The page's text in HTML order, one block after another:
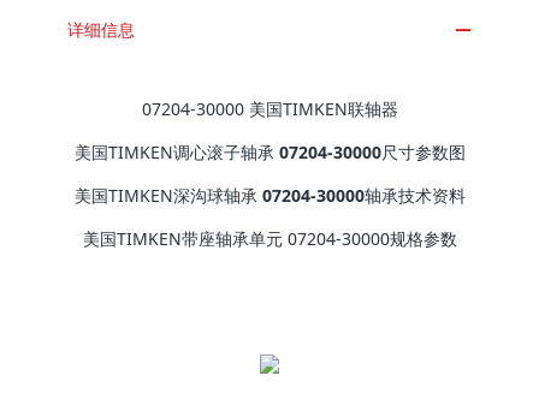
详细信息
07204-30000美国TIMKEN联轴器
美国TIMKEN调心滚子轴承 07204-30000尺寸参数图
美国TIMKEN深沟球轴承 07204-30000轴承技术资料
美国TIMKEN带座轴承单元 07204-30000规格参数